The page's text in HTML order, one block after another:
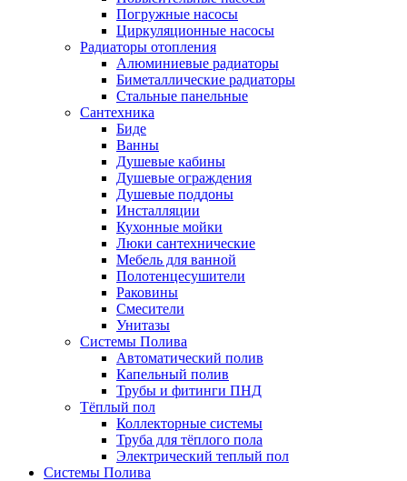
Погружные насосы
Циркуляционные насосы
Радиаторы отопления
Алюминиевые радиаторы
Биметаллические радиаторы
Стальные панельные
Сантехника
Биде
Ванны
Душевые кабины
Душевые ограждения
Душевые поддоны
Инсталляции
Кухонные мойки
Люки сантехнические
Мебель для ванной
Полотенцесушители
Раковины
Смесители
Унитазы
Системы Полива
Автоматический полив
Капельный полив
Трубы и фитинги ПНД
Тёплый пол
Коллекторные системы
Труба для тёплого пола
Электрический теплый пол
Системы Полива